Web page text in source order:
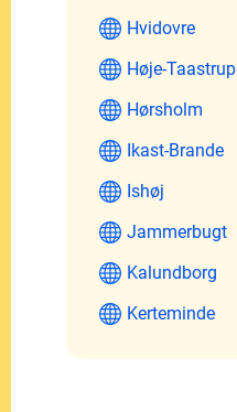
Hvidovre
Høje-Taastrup
Hørsholm
Ikast-Brande
Ishøj
Jammerbugt
Kalundborg
Kerteminde